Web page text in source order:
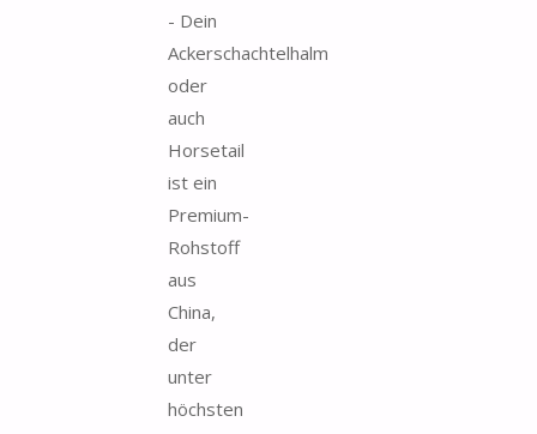
- Dein
Ackerschachtelhalm
oder
auch
Horsetail
ist ein
Premium-
Rohstoff
aus
China,
der
unter
höchsten